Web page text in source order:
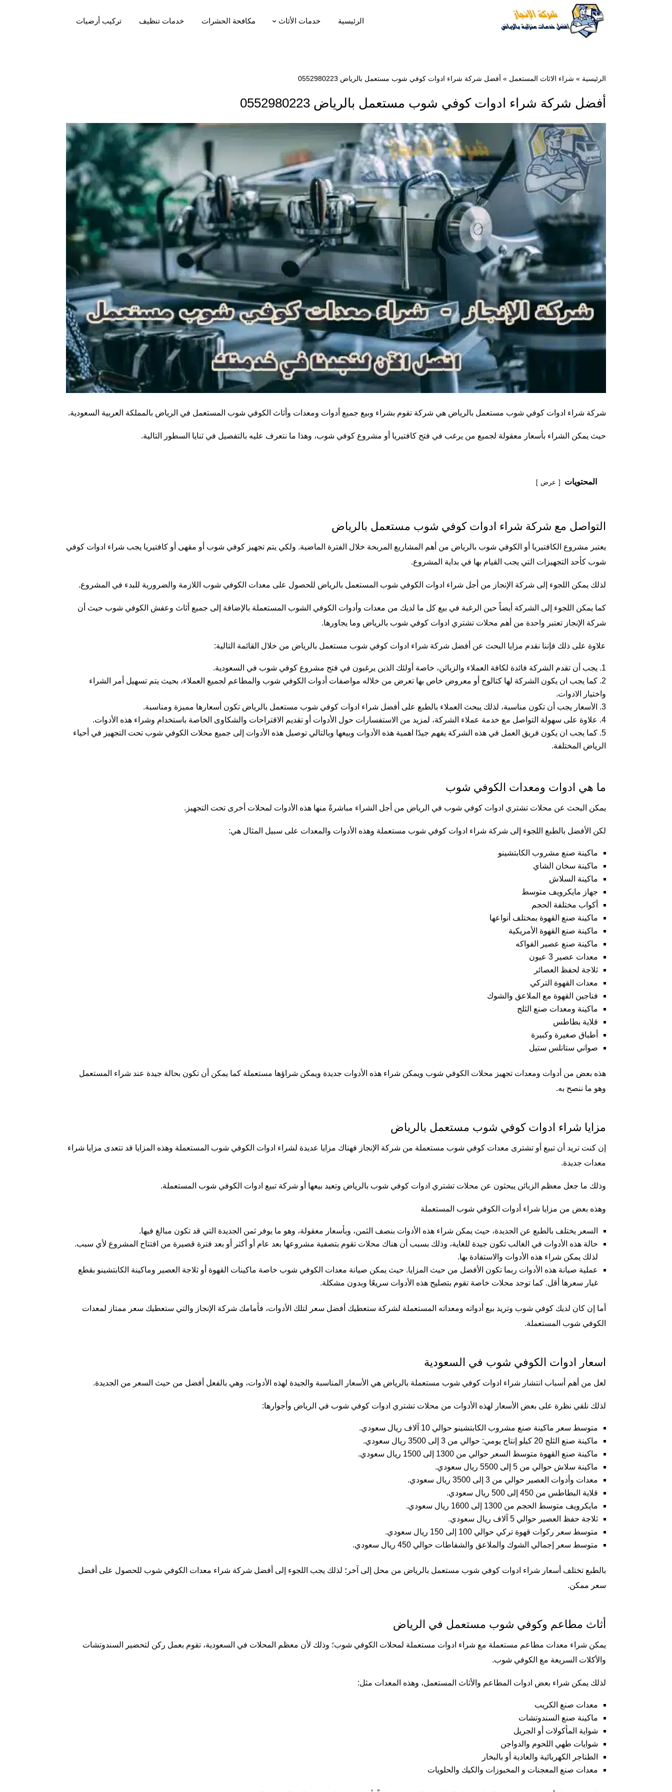
الرئيسية خدمات الأثاث مكافحة الحشرات خدمات تنظيف تركيب أرضيات
الرئيسية » شراء الاثاث المستعمل » أفضل شركة شراء ادوات كوفي شوب مستعمل بالرياض 0552980223
أفضل شركة شراء ادوات كوفي شوب مستعمل بالرياض 0552980223
شركة شراء ادوات كوفي شوب مستعمل بالرياض هي شركة تقوم بشراء وبيع جميع أدوات ومعدات وأثاث الكوفي شوب المستعمل في الرياض بالمملكة العربية السعودية.
حيث يمكن الشراء بأسعار معقولة لجميع من يرغب في فتح كافتيريا أو مشروع كوفي شوب، وهذا ما نتعرف عليه بالتفصيل في ثنايا السطور التالية.
المحتويات عرض
التواصل مع شركة شراء ادوات كوفي شوب مستعمل بالرياض
يعتبر مشروع الكافتيريا أو الكوفي شوب بالرياض من أهم المشاريع المربحة خلال الفترة الماضية. ولكي يتم تجهيز كوفي شوب أو مقهى أو كافتيريا يجب شراء ادوات كوفي
شوب كأحد التجهيزات التي يجب القيام بها في بداية المشروع.
لذلك يمكن اللجوء إلى شركة الإنجاز من أجل شراء ادوات الكوفي شوب المستعمل بالرياض للحصول على معدات الكوفي شوب اللازمة والضرورية للبدء في المشروع.
كما يمكن اللجوء إلى الشركة أيضاً حين الرغبة في بيع كل ما لديك من معدات وأدوات الكوفي الشوب المستعملة بالإضافة إلى جميع أثاث وعفش الكوفي شوب حيث أن
شركة الإنجاز تعتبر واحدة من أهم محلات تشتري ادوات كوفي شوب بالرياض وما يجاورها.
علاوة على ذلك فإننا نقدم مزايا البحث عن أفضل شركة شراء ادوات كوفي شوب مستعمل بالرياض من خلال القائمة التالية:
يجب أن تقدم الشركة فائدة لكافة العملاء والزبائن، خاصة أولئك الذين يرغبون في فتح مشروع كوفي شوب في السعودية.
كما يجب ان يكون الشركة لها كتالوج أو معروض خاص بها تعرض من خلاله مواصفات أدوات الكوفي شوب والمطاعم لجميع العملاء، بحيث يتم تسهيل أمر الشراء
واختيار الادوات.
الأسعار يجب أن تكون مناسبة، لذلك يبحث العملاء بالطبع على أفضل شراء ادوات كوفي شوب مستعمل بالرياض تكون أسعارها مميزة ومناسبة.
علاوة على سهولة التواصل مع خدمة عملاء الشركة، لمزيد من الاستفسارات حول الأدوات أو تقديم الاقتراحات والشكاوى الخاصة باستخدام وشراء هذه الأدوات.
كما يجب ان يكون فريق العمل في هذه الشركة يفهم جيدًا اهمية هذه الأدوات وبيعها وبالتالي توصيل هذه الأدوات إلى جميع محلات الكوفي شوب تحت التجهيز في أحياء
الرياض المختلفة.
ما هي ادوات ومعدات الكوفي شوب
يمكن البحث عن محلات تشتري ادوات كوفي شوب في الرياض من أجل الشراء مباشرةً منها هذه الأدوات لمحلات أخرى تحت التجهيز.
لكن الأفضل بالطبع اللجوء إلى شركة شراء ادوات كوفي شوب مستعملة وهذه الأدوات والمعدات على سبيل المثال هي:
ماكينة صنع مشروب الكابتشينو
ماكينة سخان الشاي
ماكينة السلاش
جهاز مايكرويف متوسط
أكواب مختلفة الحجم
ماكينة صنع القهوة بمختلف أنواعها
ماكينة صنع القهوة الأمريكية
ماكينة صنع عصير الفواكه
معدات عصير 3 عيون
ثلاجة لحفظ العصائر
معدات القهوة التركي
فناجين القهوة مع الملاعق والشوك
ماكينة ومعدات صنع الثلج
قلاية بطاطس
أطباق صغيرة وكبيرة
صواني ستانلس ستيل
هذه بعض من أدوات ومعدات تجهيز محلات الكوفي شوب ويمكن شراء هذه الأدوات جديدة ويمكن شراؤها مستعملة كما يمكن أن تكون بحالة جيدة عند شراء المستعمل
وهو ما ننصح به.
مزايا شراء ادوات كوفي شوب مستعمل بالرياض
إن كنت تريد أن تبيع أو تشترى معدات كوفي شوب مستعملة من شركة الإنجاز فهناك مزايا عديدة لشراء ادوات الكوفي شوب المستعملة وهذه المزايا قد تتعدى مزايا شراء
معدات جديدة.
وذلك ما جعل معظم الزبائن يبحثون عن محلات تشتري ادوات كوفي شوب بالرياض وتعيد بيعها أو شركة تبيع ادوات الكوفي شوب المستعملة.
وهذه بعض من مزايا شراء أدوات الكوفي شوب المستعملة
السعر يختلف بالطبع عن الجديدة، حيث يمكن شراء هذه الأدوات بنصف الثمن، وبأسعار معقولة، وهو ما يوفر ثمن الجديدة التي قد تكون مبالغ فيها.
حالة هذه الأدوات في الغالب تكون جيدة للغاية، وذلك بسبب أن هناك محلات تقوم بتصفية مشروعها بعد عام أو أكثر أو بعد فترة قصيرة من افتتاح المشروع لأي سبب.
لذلك يمكن شراء هذه الأدوات والاستفادة بها.
عملية صيانة هذه الأدوات ربما تكون الأفضل من حيث المزايا. حيث يمكن صيانة معدات الكوفي شوب خاصة ماكينات القهوة أو ثلاجة العصير وماكينة الكابتشينو بقطع
غيار سعرها أقل. كما توجد محلات خاصة تقوم بتصليح هذه الأدوات سريعًا وبدون مشكلة.
أما إن كان لديك كوفي شوب وتريد بيع أدواته ومعداته المستعملة لشركة ستعطيك أفضل سعر لتلك الأدوات، فأمامك شركة الإنجاز والتي ستعطيك سعر ممتاز لمعدات
الكوفي شوب المستعملة.
اسعار ادوات الكوفي شوب في السعودية
لعل من أهم أسباب انتشار شراء ادوات كوفي شوب مستعملة بالرياض هي الأسعار المناسبة والجيدة لهذه الأدوات، وهي بالفعل أفضل من حيث السعر من الجديدة.
لذلك نلقي نظرة على بعض الأسعار لهذه الأدوات من محلات تشتري ادوات كوفي شوب في الرياض وأجوارها:
متوسط سعر ماكينة صنع مشروب الكابتشينو حوالي 10 آلاف ريال سعودي.
ماكينة صنع الثلج 20 كيلو إنتاج يومي: حوالي من 3 إلى 3500 ريال سعودي.
ماكينة صنع القهوة متوسط السعر حوالي من 1300 إلى 1500 ريال سعودي.
ماكينة سلاش حوالي من 5 إلى 5500 ريال سعودي.
معدات وأدوات العصير حوالي من 3 إلى 3500 ريال سعودي.
قلاية البطاطس من 450 إلى 500 ريال سعودي.
مايكرويف متوسط الحجم من 1300 إلى 1600 ريال سعودي.
ثلاجة حفظ العصير حوالي 5 آلاف ريال سعودي.
متوسط سعر ركوات قهوة تركي حوالي 100 إلى 150 ريال سعودي.
متوسط سعر إجمالي الشوك والملاعق والشفاطات حوالي 450 ريال سعودي.
بالطبع تختلف أسعار شراء ادوات كوفي شوب مستعمل بالرياض من محل إلى آخر؛ لذلك يجب اللجوء إلى أفضل شركة شراء معدات الكوفي شوب للحصول على أفضل
سعر ممكن.
أثاث مطاعم وكوفي شوب مستعمل في الرياض
يمكن شراء معدات مطاعم مستعملة مع شراء ادوات مستعملة لمحلات الكوفي شوب؛ وذلك لأن معظم المحلات في السعودية، تقوم بعمل ركن لتحضير السندوتشات
والأكلات السريعة مع الكوفي شوب.
لذلك يمكن شراء بعض ادوات المطاعم والأثاث المستعمل، وهذه المعدات مثل:
معدات صنع الكريب
ماكينة صنع السندوتشات
شواية المأكولات أو الجريل
شوايات طهي اللحوم والدواجن
الطناجر الكهربائية والعادية أو بالبخار
معدات صنع المعجنات و المخبوزات والكيك والحلويات